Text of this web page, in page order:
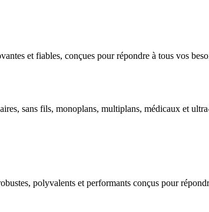
et fiables, conçues pour répondre à tous vos
sans fils, monoplans, multiplans, médicaux et
polyvalents et performants conçus pour